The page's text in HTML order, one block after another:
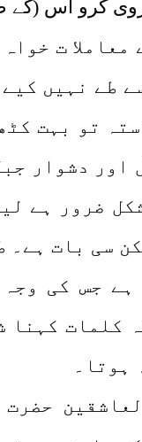
کرو اس
معاملا ت
طے نہیں
تو بہت
اور دشوار
ضرور ہے
سی بات
ہے جس کی
کلمات کہنا
ہوتا۔